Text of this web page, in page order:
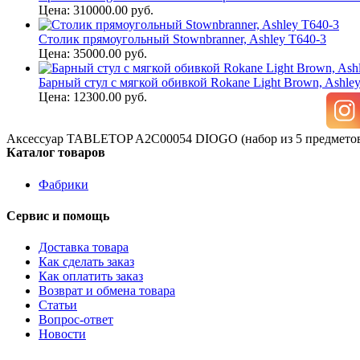
Цена: 310000.00 руб.
Столик прямоугольный Stownbranner, Ashley T640-3
Цена: 35000.00 руб.
Барный стул с мягкой обивкой Rokane Light Brown, Ashley
Цена: 12300.00 руб.
Аксессуар TABLETOP A2C00054 DIOGO (набор из 5
Каталог товаров
Фабрики
Сервис и помощь
Доставка товара
Как сделать заказ
Как оплатить заказ
Возврат и обмена товара
Статьи
Вопрос-ответ
Новости